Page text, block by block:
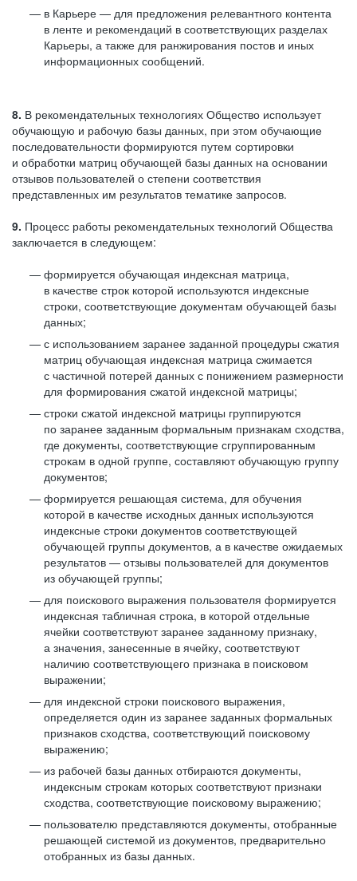
в Карьере — для предложения релевантного контента
в ленте и рекомендаций в соответствующих разделах
Карьеры, а также для ранжирования постов и иных
информационных сообщений.
8. В рекомендательных технологиях Общество использует
обучающую и рабочую базы данных, при этом обучающие
последовательности формируются путем сортировки
и обработки матриц обучающей базы данных на основании
отзывов пользователей о степени соответствия
представленных им результатов тематике запросов.
9. Процесс работы рекомендательных технологий Общества
заключается в следующем:
формируется обучающая индексная матрица,
в качестве строк которой используются индексные
строки, соответствующие документам обучающей базы
данных;
с использованием заранее заданной процедуры сжатия
матриц обучающая индексная матрица сжимается
с частичной потерей данных с понижением размерности
для формирования сжатой индексной матрицы;
строки сжатой индексной матрицы группируются
по заранее заданным формальным признакам сходства,
где документы, соответствующие сгруппированным
строкам в одной группе, составляют обучающую группу
документов;
формируется решающая система, для обучения
которой в качестве исходных данных используются
индексные строки документов соответствующей
обучающей группы документов, а в качестве ожидаемых
результатов — отзывы пользователей для документов
из обучающей группы;
для поискового выражения пользователя формируется
индексная табличная строка, в которой отдельные
ячейки соответствуют заранее заданному признаку,
а значения, занесенные в ячейку, соответствуют
наличию соответствующего признака в поисковом
выражении;
для индексной строки поискового выражения,
определяется один из заранее заданных формальных
признаков сходства, соответствующий поисковому
выражению;
из рабочей базы данных отбираются документы,
индексным строкам которых соответствуют признаки
сходства, соответствующие поисковому выражению;
пользователю представляются документы, отобранные
решающей системой из документов, предварительно
отобранных из базы данных.